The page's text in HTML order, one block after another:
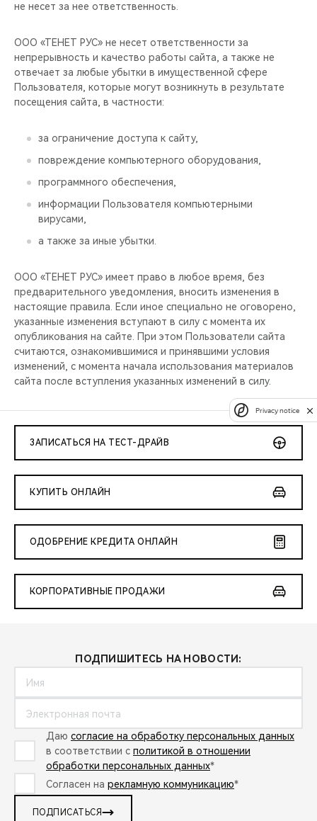
не несет за нее ответственность.
ООО «ТЕНЕТ РУС» не несет ответственности за
непрерывность и качество работы сайта, а также не
отвечает за любые убытки в имущественной сфере
Пользователя, которые могут возникнуть в результате
посещения сайта, в частности:
за ограничение доступа к сайту,
повреждение компьютерного оборудования,
программного обеспечения,
информации Пользователя компьютерными
вирусами,
а также за иные убытки.
ООО «ТЕНЕТ РУС» имеет право в любое время, без
предварительного уведомления, вносить изменения в
настоящие правила. Если иное специально не оговорено,
указанные изменения вступают в силу с момента их
опубликования на сайте. При этом Пользователи сайта
считаются, ознакомившимися и принявшими условия
изменений, с момента начала использования материалов
сайта после вступления указанных изменений в силу.
ЗАПИСАТЬСЯ НА ТЕСТ-ДРАЙВ
КУПИТЬ ОНЛАЙН
ОДОБРЕНИЕ КРЕДИТА ОНЛАЙН
КОРПОРАТИВНЫЕ ПРОДАЖИ
ПОДПИШИТЕСЬ НА НОВОСТИ:
Даю согласие на обработку персональных данных
в соответствии с политикой в отношении
обработки персональных данных*
Согласен на рекламную коммуникацию*
ПОДПИСАТЬСЯ
Privacy notice